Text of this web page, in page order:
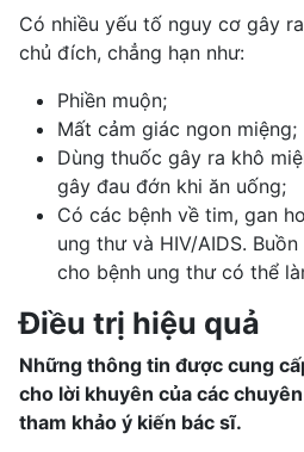
Có nhiều yếu tố nguy cơ gây
chủ đích, chẳng hạn như:
Phiền muộn;
Mất cảm giác ngon miệng;
Dùng thuốc gây ra khô
gây đau đớn khi ăn uống;
Có các bệnh về tim, gan
ung thư và HIV/AIDS.
cho bệnh ung thư có thể
Điều trị hiệu quả
Những thông tin được cung
cho lời khuyên của các
tham khảo ý kiến bác sĩ.